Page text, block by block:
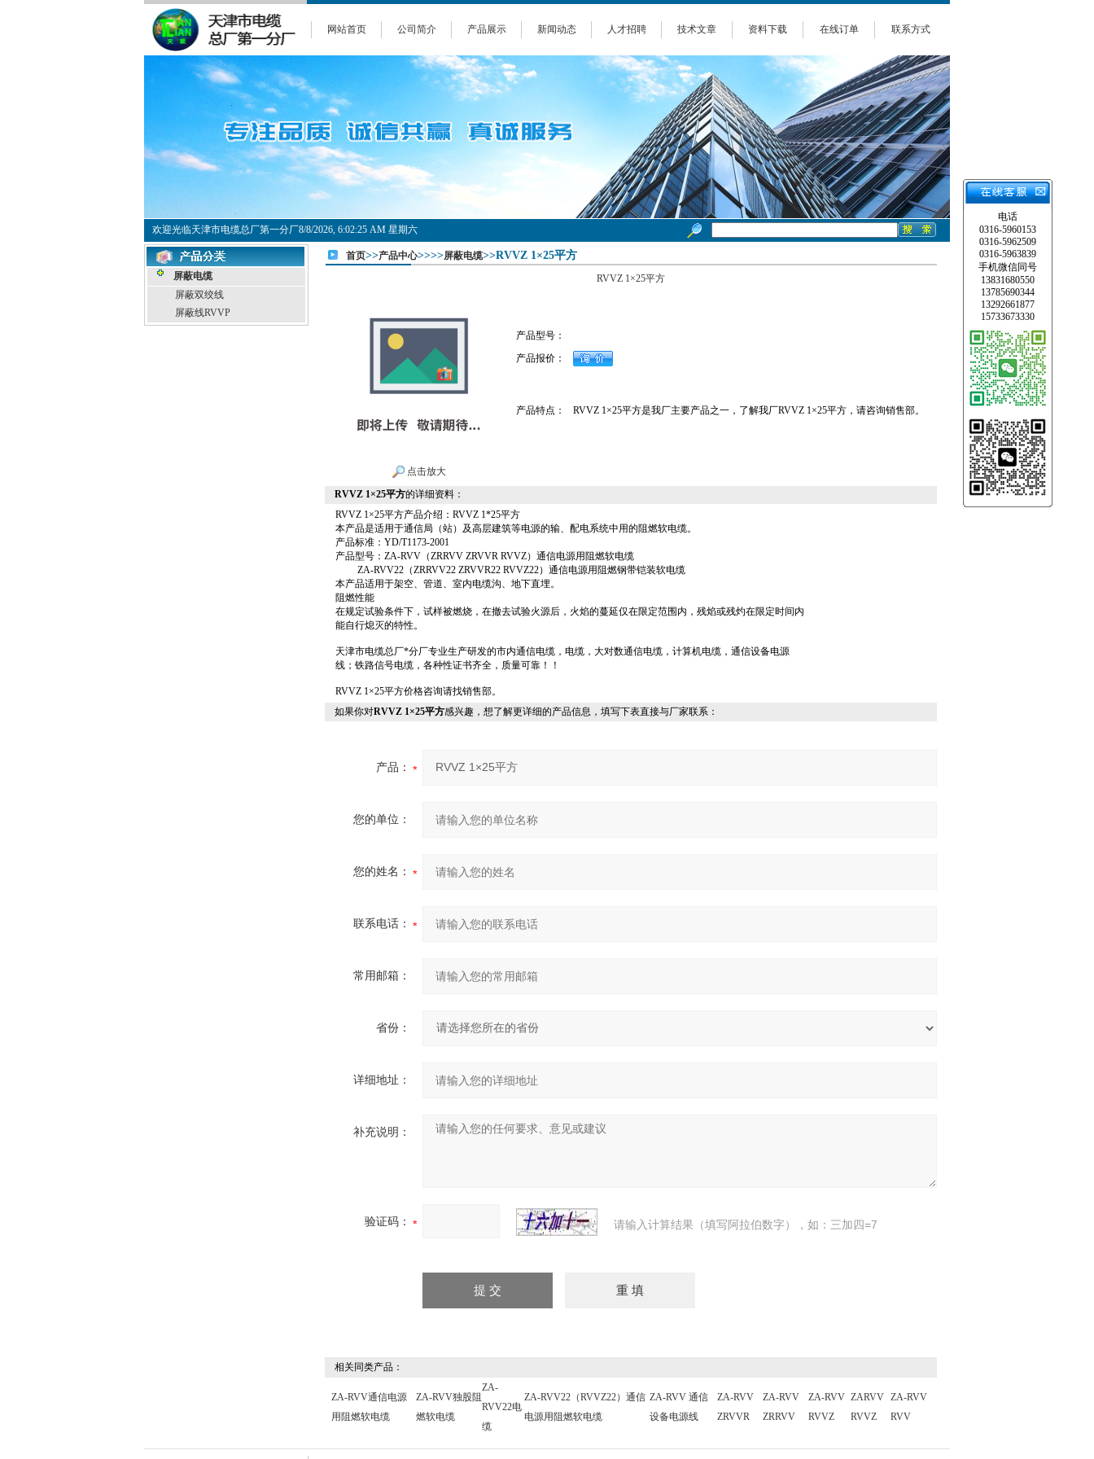
网站首页 公司简介 产品展示 新闻动态 人才招聘 技术文章 资料下载 在线订单 联系方式
欢迎光临天津市电缆总厂第一分厂8/8/2026, 6:02:25 AM 星期六
屏蔽电缆
屏蔽双绞线
屏蔽线RVVP
首页>>产品中心>>>>屏蔽电缆>>RVVZ 1×25平方
RVVZ 1×25平方
点击放大
产品型号：
产品报价：
产品特点： RVVZ 1×25平方是我厂主要产品之一，了解我厂RVVZ 1×25平方，请咨询销售部。
RVVZ 1×25平方的详细资料：
RVVZ 1×25平方产品介绍：RVVZ 1*25平方
本产品是适用于通信局（站）及高层建筑等电源的输、配电系统中用的阻燃软电缆。
产品标准：YD/T1173-2001
产品型号：ZA-RVV（ZRRVV ZRVVR RVVZ）通信电源用阻燃软电缆
ZA-RVV22（ZRRVV22 ZRVVR22 RVVZ22）通信电源用阻燃钢带铠装软电缆
本产品适用于架空、管道、室内电缆沟、地下直埋。
阻燃性能
在规定试验条件下，试样被燃烧，在撤去试验火源后，火焰的蔓延仅在限定范围内，残焰或残灼在限定时间内
能自行熄灭的特性。
天津市电缆总厂*分厂专业生产研发的市内通信电缆，电缆，大对数通信电缆，计算机电缆，通信设备电源
线；铁路信号电缆，各种性证书齐全，质量可靠！！
RVVZ 1×25平方价格咨询请找销售部。
如果你对RVVZ 1×25平方感兴趣，想了解更详细的产品信息，填写下表直接与厂家联系：
产品：
您的单位：
您的姓名：
联系电话：
常用邮箱：
省份：
详细地址：
补充说明：
验证码： 请输入计算结果（填写阿拉伯数字），如：三加四=7
相关同类产品：
ZA-RVV通信电源
用阻燃软电缆
ZA-RVV独股阻
燃软电缆
ZA-
RVV22电
缆
ZA-RVV22（RVVZ22）通信
电源用阻燃软电缆
ZA-RVV 通信
设备电源线
ZA-RVV
ZRVVR
ZA-RVV
ZRRVV
ZA-RVV
RVVZ
ZARVV
RVVZ
ZA-RVV
RVV
电话
0316-5960153
0316-5962509
0316-5963839
手机微信同号
13831680550
13785690344
13292661877
15733673330